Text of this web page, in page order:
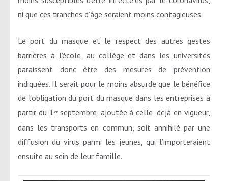
ni que ces tranches d’âge seraient moins contagieuses.
Le port du masque et le respect des autres gestes
barrières à l’école, au collège et dans les universités
paraissent donc être des mesures de prévention
indiquées. Il serait pour le moins absurde que le bénéfice
de l’obligation du port du masque dans les entreprises à
partir du 1 erseptembre, ajoutée à celle, déjà en vigueur,
dans les transports en commun, soit annihilé par une
diffusion du virus parmi les jeunes, qui l’importeraient
ensuite au sein de leur famille.